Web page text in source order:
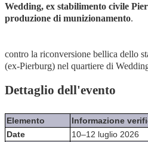
Wedding, ex stabilimento civile
produzione di munizionamento.
contro la riconversione bellica dello
(ex-Pierburg) nel quartiere di
Dettaglio dell'evento
Elemento
Informazione
Date
10–12 luglio 2026